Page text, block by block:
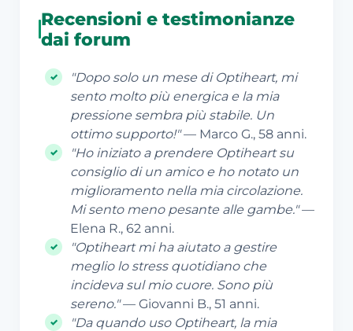
Recensioni e testimonianze
dai forum
"Dopo solo un mese di Optiheart, mi
sento molto più energica e la mia
pressione sembra più stabile. Un
ottimo supporto!"— Marco G., 58 anni.
"Ho iniziato a prendere Optiheart su
consiglio di un amico e ho notato un
miglioramento nella mia circolazione.
Mi sento meno pesante alle gambe."—
Elena R., 62 anni.
"Optiheart mi ha aiutato a gestire
meglio lo stress quotidiano che
incideva sul mio cuore. Sono più
sereno."— Giovanni B., 51 anni.
"Da quando uso Optiheart, la mia